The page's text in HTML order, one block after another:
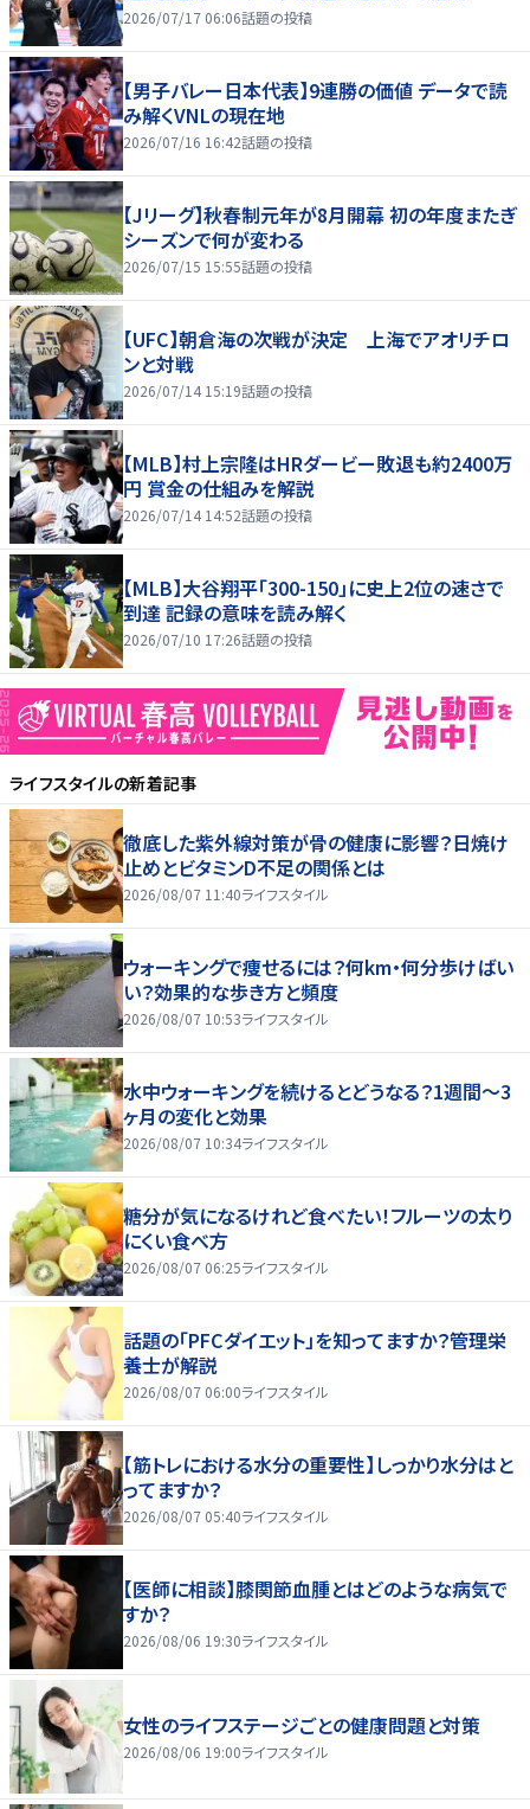
2026/07/17 06:06話題の投稿
【男子バレー日本代表】9連勝の価値 データで読
み解くVNLの現在地
2026/07/16 16:42話題の投稿
【Jリーグ】秋春制元年が8月開幕 初の年度またぎ
シーズンで何が変わる
2026/07/15 15:55話題の投稿
【UFC】朝倉海の次戦が決定 上海でアオリチロ
ンと対戦
2026/07/14 15:19話題の投稿
【MLB】村上宗隆はHRダービー敗退も約2400万
円 賞金の仕組みを解説
2026/07/14 14:52話題の投稿
【MLB】大谷翔平「300-150」に史上2位の速さで
到達 記録の意味を読み解く
2026/07/10 17:26話題の投稿
ライフスタイルの新着記事
徹底した紫外線対策が骨の健康に影響？日焼け
止めとビタミンD不足の関係とは
2026/08/07 11:40ライフスタイル
ウォーキングで痩せるには？何km・何分歩けばい
い？効果的な歩き方と頻度
2026/08/07 10:53ライフスタイル
水中ウォーキングを続けるとどうなる？1週間～3
ヶ月の変化と効果
2026/08/07 10:34ライフスタイル
糖分が気になるけれど食べたい！フルーツの太り
にくい食べ方
2026/08/07 06:25ライフスタイル
話題の「PFCダイエット」を知ってますか？管理栄
養士が解説
2026/08/07 06:00ライフスタイル
【筋トレにおける水分の重要性】しっかり水分はと
ってますか？
2026/08/07 05:40ライフスタイル
【医師に相談】膝関節血腫とはどのような病気で
すか？
2026/08/06 19:30ライフスタイル
女性のライフステージごとの健康問題と対策
2026/08/06 19:00ライフスタイル